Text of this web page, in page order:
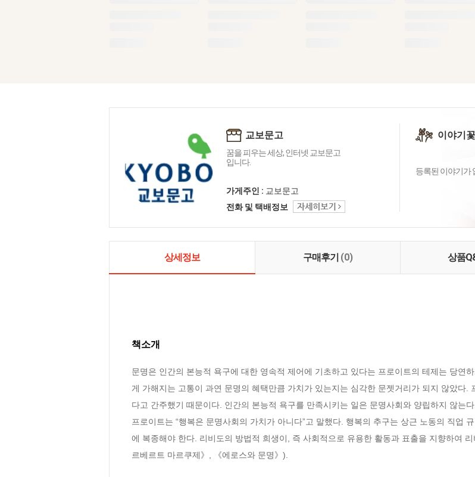
교보문고
꿈을 피우는 세상, 인터넷 교보문고
입니다.
가게주인 : 교보문고
전화 및 택배정보
이야기
등록된 이야기가
상세정보 구매후기 (0) 상품
책소개
문명은 인간의 본능적 욕구에 대한 영속적 제어에 기초하고 있다는 프로이트의 테제는 당연
게 가해지는 고통이 과연 문명의 혜택만큼 가치가 있는지는 심각한 문젯거리가 되지 않았다.
다고 간주했기 때문이다. 인간의 본능적 욕구를 만족시키는 일은 문명사회와 양립하지 않는
프로이트는 “행복은 문명사회의 가치가 아니다”고 말했다. 행복의 추구는 상근 노동의 직업
에 복종해야 한다. 리비도의 방법적 희생이, 즉 사회적으로 유용한 활동과 표출을 지향하여
르베르트 마르쿠제》, 《에로스와 문명》).